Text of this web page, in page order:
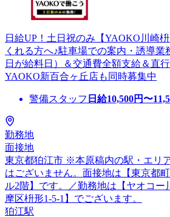
日給UP！土日祝のみ【YAOKO川崎
くれる方へ♪駐車場での案内・誘導
日が給料日）＆交通費全額支給＆直
YAOKO新百合ヶ丘店も同時募集中
警備スタッフ 日給10,500円〜
勤務地
面接地
東京都狛江市 ※本原稿内の駅・エリ
はございません。面接地は【東京都
ル2階】です。／勤務地は【ヤオコー
摩区枡形1-5-1】でございます。
狛江駅